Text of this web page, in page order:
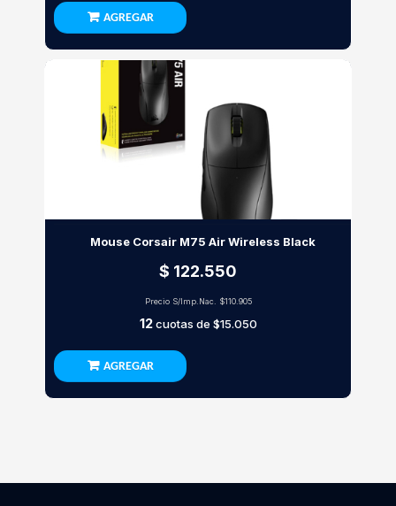
AGREGAR
Mouse Corsair M75 Air Wireless Black
$ 122.550
Precio S/Imp.Nac. $110.905
12cuotas de $15.050
AGREGAR